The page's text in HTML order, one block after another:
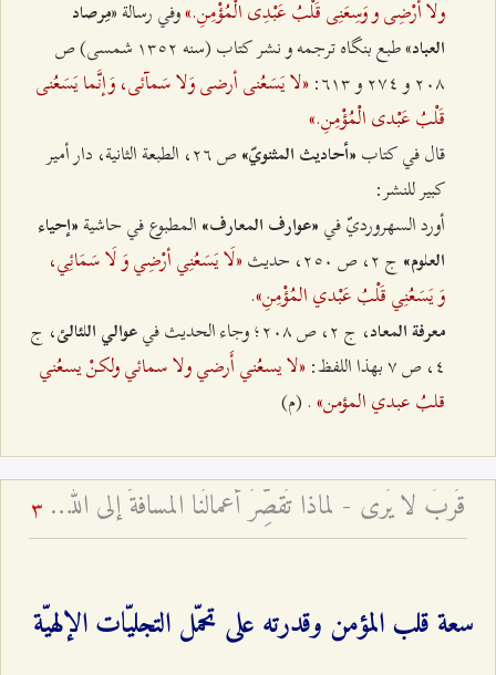
ولا أرْضِی و وَسِعَنِی قَلْبُ عَبْدِی الْمُؤْمِنِ.»وفي رسالة «مِرصاد
العباد
» طبع بنگاه ترجمه و نشر کتاب (سنه ۱٣٥٢ شمسی) ص
٢۰۸ و ٢۷٤ و ٦۱٣:
«لا یَسَعُنی أرضی وَلا سَمآئی، وَإنَّما یَسَعُنی
قَلْبُ عَبْدی الْمُؤْمِنِ.»
قال في كتاب «أحاديث المثنويّ»
ص ٢٦، الطبعة الثانية، دار أمير
كبير للنشر:
أورد السهرورديّ في «عوارف المعارف» المطبوع في حاشية«إحياء
العلوم» ج ٢، ص ٢٥۰، حديث
«لَا يَسَعُنِي أرْضِي وَ لَا سَمَائِي،
وَ يَسَعُنِي قَلْبُ عَبْدي المُؤْمِنِ».
معرفة المعاد، ج ٢، ص ٢۰۸؛ وجاء الحديث في عوالي اللئالئ، ج
٤، ص ۷ بهذا اللفظ:
«لا يسعُني أَرضي ولا سمائي ولكنْ يسعُني
قلبُ عبدي المؤمن». (م)
قُربٌ لا يُرى - لماذا تُقصِّرُ أعمالُنا المسافةَ إلى الله أو تُطيلها؟ 3
سعة قلب المؤمن وقدرته على تحمّل التجليّات الإلهيّة